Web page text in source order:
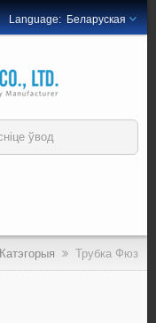
Беларуская
Катэгорыя Трубка Фюз